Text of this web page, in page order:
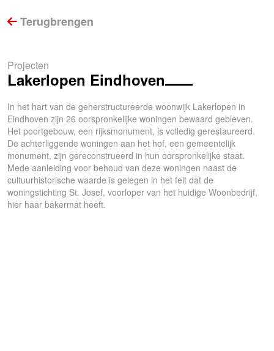
Terugbrengen
Projecten
Lakerlopen Eindhoven
In het hart van de geherstructureerde woonwijk Lakerlopen in
Eindhoven zijn 26 oorspronkelijke woningen bewaard gebleven.
Het poortgebouw, een rijksmonument, is volledig gerestaureerd.
De achterliggende woningen aan het hof, een gemeentelijk
monument, zijn gereconstrueerd in hun oorspronkelijke staat.
Mede aanleiding voor behoud van deze woningen naast de
cultuurhistorische waarde is gelegen in het feit dat de
woningstichting St. Josef, voorloper van het huidige Woonbedrijf,
hier haar bakermat heeft.